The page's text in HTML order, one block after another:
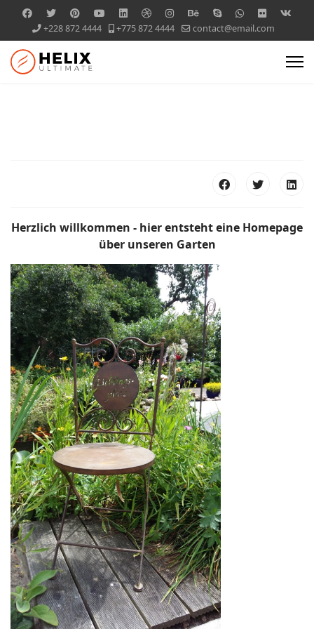
+228 872 4444 +775 872 4444 contact@email.com
Herzlich willkommen - hier entsteht eine Homepage
über unseren Garten